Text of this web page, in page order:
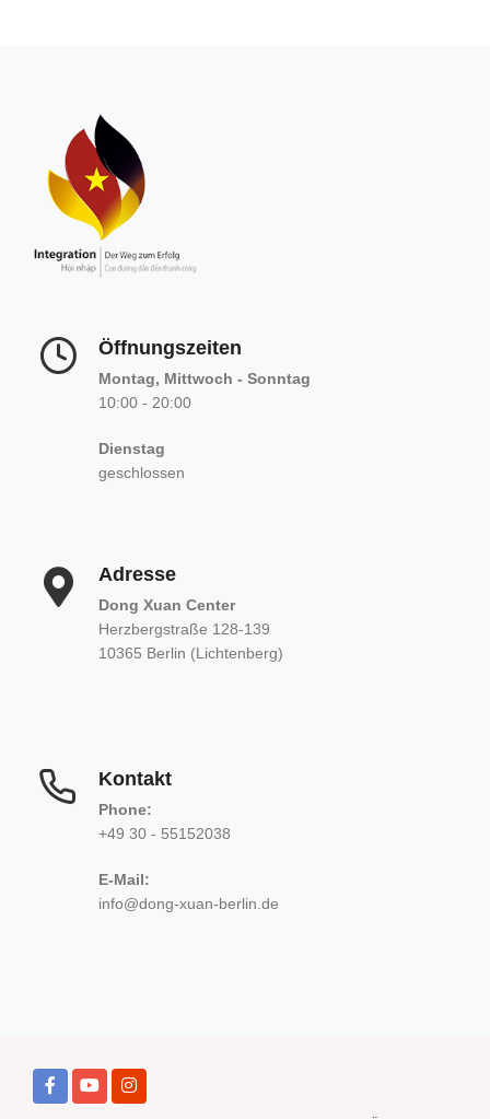
Öffnungszeiten
Montag, Mittwoch - Sonntag
10:00 - 20:00
Dienstag
geschlossen
Adresse
Dong Xuan Center
Herzbergstraße 128-139
10365 Berlin (Lichtenberg)
Kontakt
Phone:
+49 30 - 55152038
E-Mail:
info@dong-xuan-berlin.de